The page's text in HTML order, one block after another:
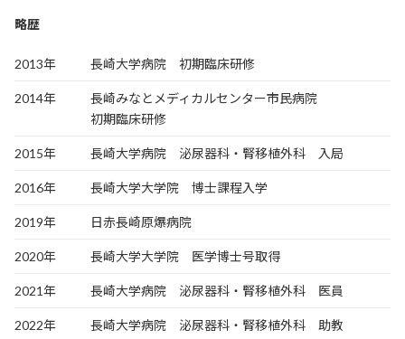
略歴
2013年 長崎大学病院 初期臨床研修
2014年
長崎みなとメディカルセンター市民病院
初期臨床研修
2015年 長崎大学病院 泌尿器科・腎移植外科 入局
2016年 長崎大学大学院 博士課程入学
2019年 日赤長崎原爆病院
2020年 長崎大学大学院 医学博士号取得
2021年 長崎大学病院 泌尿器科・腎移植外科 医員
2022年 長崎大学病院 泌尿器科・腎移植外科 助教